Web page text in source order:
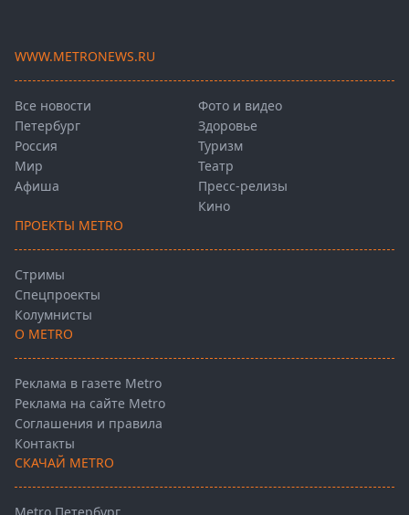
WWW.METRONEWS.RU
Все новости
Петербург
Россия
Мир
Афиша
Фото и видео
Здоровье
Туризм
Театр
Пресс-релизы
Кино
ПРОЕКТЫ METRO
Стримы
Спецпроекты
Колумнисты
О METRO
Реклама в газете Metro
Реклама на сайте Metro
Соглашения и правила
Контакты
СКАЧАЙ METRO